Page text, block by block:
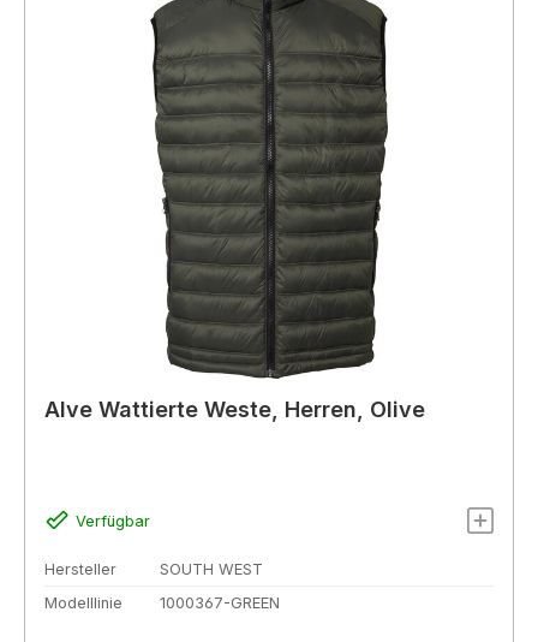
Alve Wattierte Weste, Herren, Olive
Verfügbar
Hersteller
SOUTH WEST
Modelllinie
1000367-GREEN